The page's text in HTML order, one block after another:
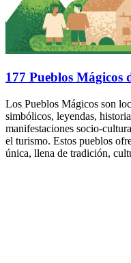
177 Pueblos Mágicos
Los Pueblos Mágicos son
simbólicos, leyendas,
manifestaciones socio-
el turismo. Estos pueblos
única, llena de tradición,